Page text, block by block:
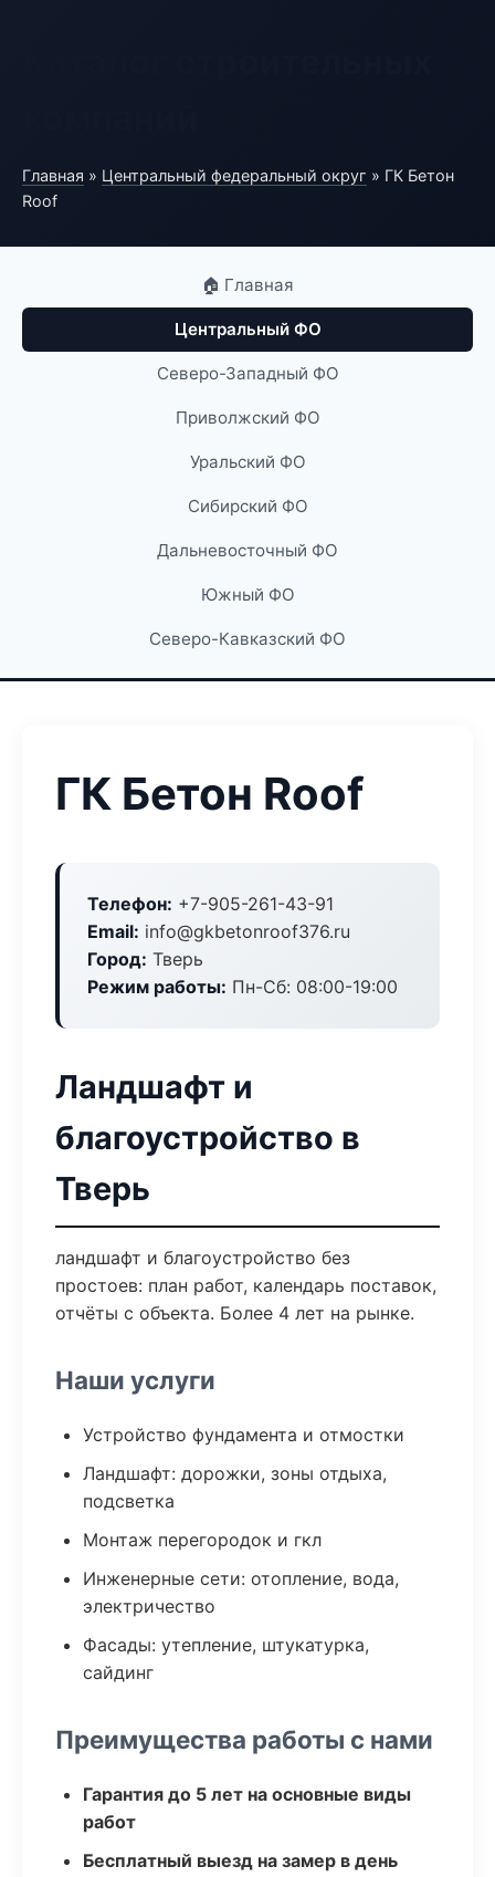
Главная » Центральный федеральный округ » ГК Бетон
Roof
🏠 Главная
Центральный ФО
Северо-Западный ФО
Приволжский ФО
Уральский ФО
Сибирский ФО
Дальневосточный ФО
Южный ФО
Северо-Кавказский ФО
ГК Бетон Roof
Телефон: +7-905-261-43-91
Email: info@gkbetonroof376.ru
Город: Тверь
Режим работы: Пн-Сб: 08:00-19:00
Ландшафт и
благоустройство в
Тверь
ландшафт и благоустройство без
простоев: план работ, календарь поставок,
отчёты с объекта. Более 4 лет на рынке.
Наши услуги
Устройство фундамента и отмостки
Ландшафт: дорожки, зоны отдыха,
подсветка
Монтаж перегородок и гкл
Инженерные сети: отопление, вода,
электричество
Фасады: утепление, штукатурка,
сайдинг
Преимущества работы с нами
Гарантия до 5 лет на основные виды
работ
Бесплатный выезд на замер в день